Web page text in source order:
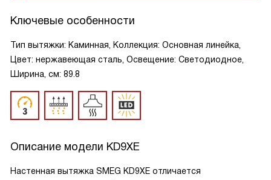
Ключевые особенности
Тип вытяжки: Каминная, Коллекция: Основная линейка,
Цвет: нержавеющая сталь, Освещение: Светодиодное,
Ширина, см: 89.8
Описание модели KD9XE
Настенная вытяжка SMEG KD9XE отличается